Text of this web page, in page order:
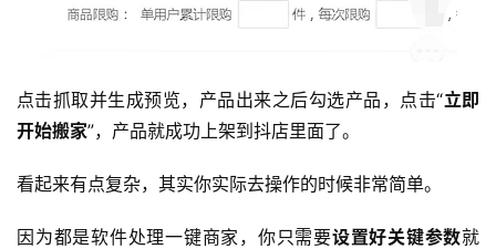
点击抓取并生成预览，产品出来之后勾选产品，点击“立即
开始搬家”，产品就成功上架到抖店里面了。
看起来有点复杂，其实你实际去操作的时候非常简单。
因为都是软件处理一键商家，你只需要设置好关键参数就